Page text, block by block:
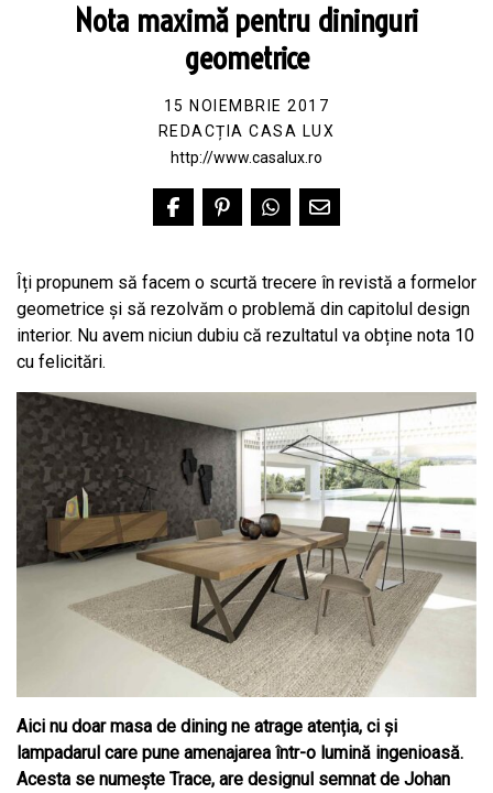
Nota maximă pentru dininguri
geometrice
15 NOIEMBRIE 2017
REDACȚIA CASA LUX
http://www.casalux.ro
Îți propunem să facem o scurtă trecere în revistă a formelor
geometrice și să rezolvăm o problemă din capitolul design
interior. Nu avem niciun dubiu că rezultatul va obține nota 10
cu felicitări.
Aici nu doar masa de dining ne atrage atenția, ci și
lampadarul care pune amenajarea într-o lumină ingenioasă.
Acesta se numește Trace, are designul semnat de Johan